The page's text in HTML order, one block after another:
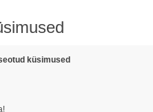
küsimused